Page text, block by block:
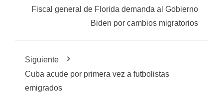
Fiscal general de Florida demanda al Gobierno
Biden por cambios migratorios
Siguiente
Cuba acude por primera vez a futbolistas
emigrados